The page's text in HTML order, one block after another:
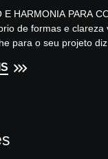
E HARMONIA PARA
de formas e clareza
para o seu projeto diz